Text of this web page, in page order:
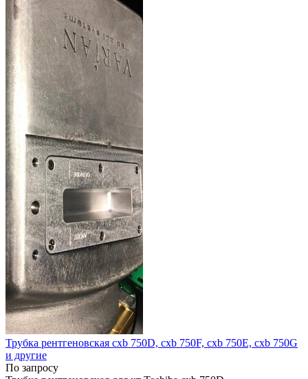
Трубка рентгеновская сxb 750D, сxb 750F, сxb 750E, сxb 750G
и другие
По запросу